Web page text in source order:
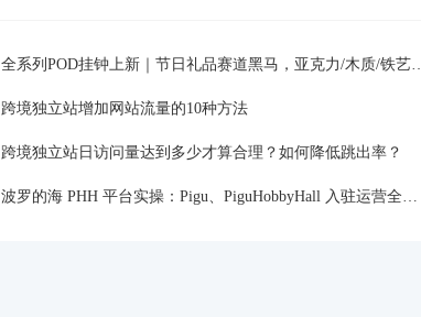
全系列POD挂钟上新｜节日礼品赛道黑马，亚克力/木质/铁艺/ 玻璃挂钟选品全解析！
跨境独立站增加网站流量的10种方法
跨境独立站日访问量达到多少才算合理？如何降低跳出率？
波罗的海 PHH 平台实操：Pigu、PiguHobbyHall 入驻运营全解析